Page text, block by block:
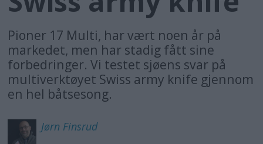
Pioner 17 Multi, har vært noen år på
markedet, men har stadig fått sine
forbedringer. Vi testet sjøens svar på
multiverktøyet Swiss army knife gjennom
en hel båtsesong.
Jørn Finsrud